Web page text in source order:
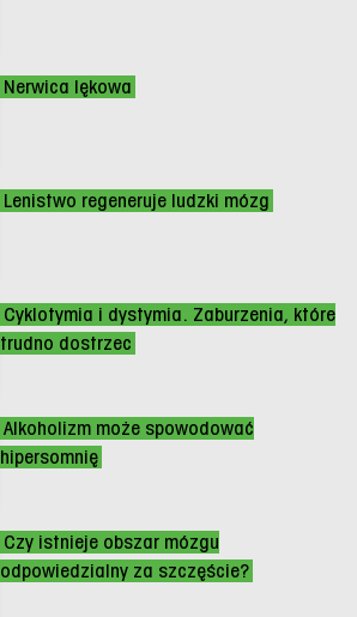
Nerwica lękowa
Lenistwo regeneruje ludzki mózg
Cyklotymia i dystymia. Zaburzenia, które
trudno dostrzec
Alkoholizm może spowodować
hipersomnię
Czy istnieje obszar mózgu
odpowiedzialny za szczęście?